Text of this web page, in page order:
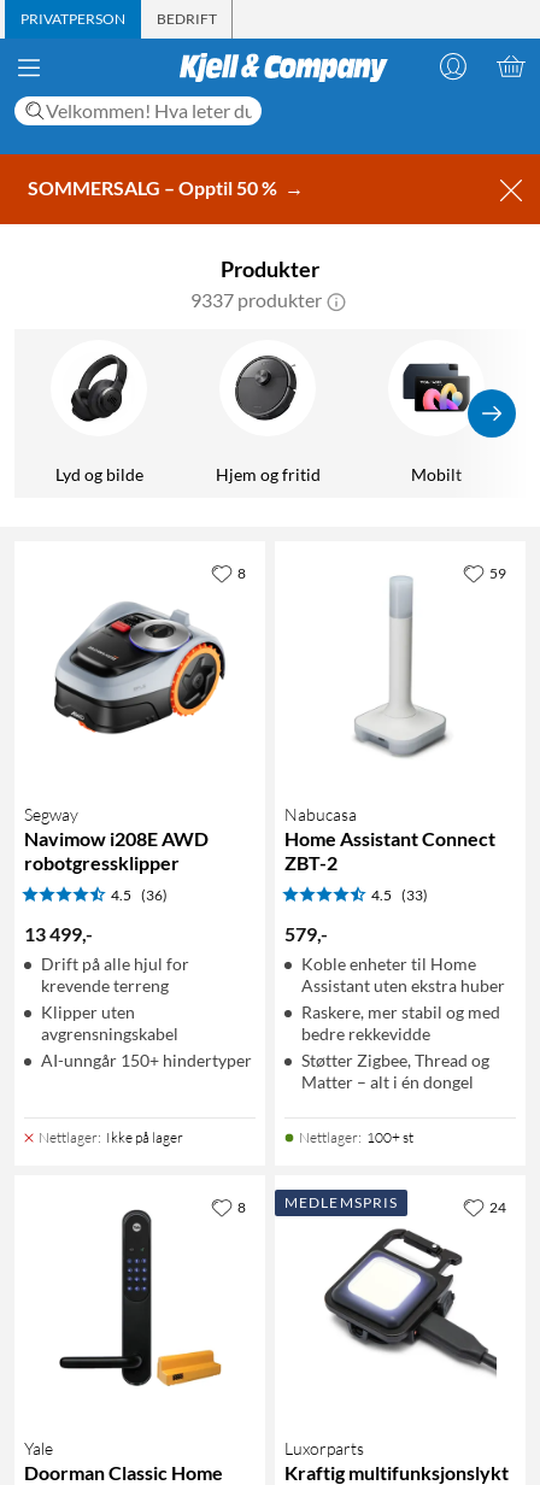
PRIVATPERSON BEDRIFT
SOMMERSALG – Opptil 50 % →
Produkter
9337 produkter
Lyd og bilde Hjem og fritid Mobilt
Segway
Navimow i208E AWD
robotgressklipper
4.5 (36)
13 499,-
Drift på alle hjul for
krevende terreng
Klipper uten
avgrensningskabel
AI-unngår 150+ hindertyper
Nettlager: Ikke på lager
8
Nabucasa
Home Assistant Connect
ZBT-2
4.5 (33)
579,-
Koble enheter til Home
Assistant uten ekstra huber
Raskere, mer stabil og med
bedre rekkevidde
Støtter Zigbee, Thread og
Matter – alt i én dongel
Nettlager: 100+ st
59
Yale
Doorman Classic Home
8 MEDLEMSPRIS
Luxorparts
Kraftig multifunksjonslykt
24